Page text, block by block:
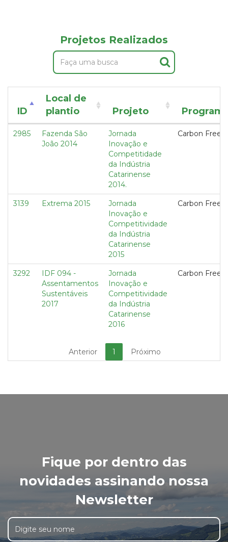
Projetos Realizados
ID
Local de
plantio
Projeto
2985
Fazenda São
João 2014
Jornada
Inovação e
Competitidade
da Indústria
Catarinense
2014.
Carbon Free
3139 Extrema 2015
Jornada
Inovação e
Competitividade
da Indústria
Catarinense
2015
Carbon Free
3292
IDF 094 -
Assentamentos
Sustentáveis
2017
Jornada
Inovação e
Competitividade
da Indústria
Catarinense
2016
Carbon Free
Anterior 1 Próximo
Fique por dentro das
novidades assinando nossa
Newsletter